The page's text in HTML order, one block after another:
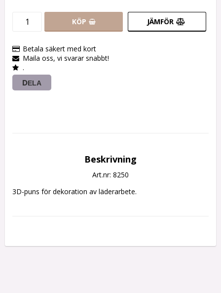
KÖP JÄMFÖR
Betala säkert med kort
Maila oss, vi svarar snabbt!
.
DELA
Beskrivning
Art.nr: 8250
3D-puns för dekoration av läderarbete.